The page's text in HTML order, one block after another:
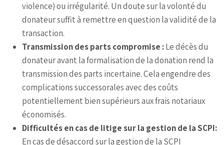
violence) ou irrégularité. Un doute sur la volonté du
donateur suffit à remettre en question la validité de la
transaction.
Transmission des parts compromise :Le décès du
donateur avant la formalisation de la donation rend la
transmission des parts incertaine. Cela engendre des
complications successorales avec des coûts
potentiellement bien supérieurs aux frais notariaux
économisés.
Difficultés en cas de litige sur la gestion de la SCPI:
En cas de désaccord sur la gestion de la SCPI